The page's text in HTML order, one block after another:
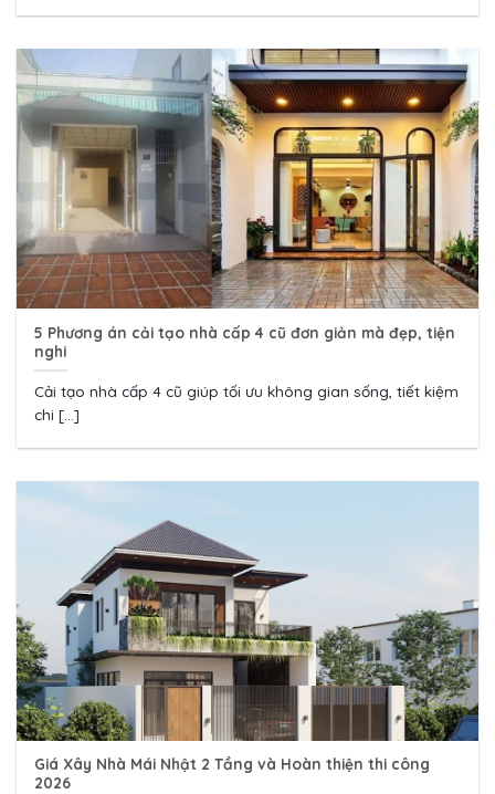
5 Phương án cải tạo nhà cấp 4 cũ đơn giản mà đẹp, tiện
nghi
Cải tạo nhà cấp 4 cũ giúp tối ưu không gian sống, tiết kiệm
chi [...]
Giá Xây Nhà Mái Nhật 2 Tầng và Hoàn thiện thi công
2026